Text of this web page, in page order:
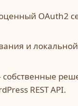
OAuth2
и локальной
REST API.